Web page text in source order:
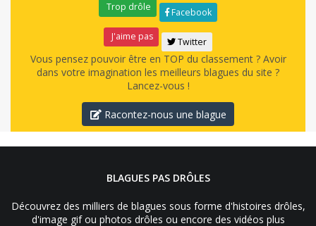
Trop drôle Facebook
J'aime pas Twitter
Vous pensez pouvoir être en TOP du classement ? Avoir
dans votre imagination les meilleurs blagues du site ?
Lancez-vous !
Racontez-nous une blague
BLAGUES PAS DRÔLES
Découvrez des milliers de blagues sous forme d'histoires drôles,
d'image gif ou photos drôles ou encore des vidéos plus